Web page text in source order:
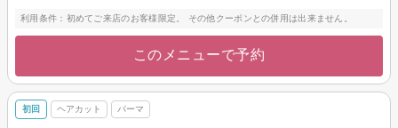
利用条件：初めてご来店のお客様限定。 その他クーポンとの併用は出来ません。
このメニューで予約
初回 ヘアカット パーマ